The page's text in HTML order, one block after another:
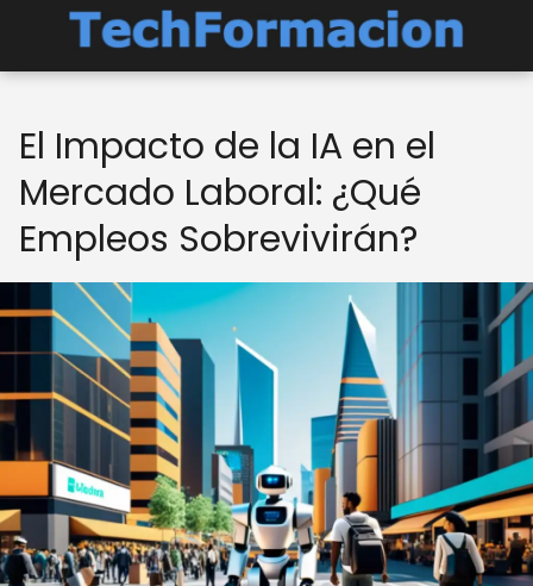
El Impacto de la IA en el
Mercado Laboral: ¿Qué
Empleos Sobrevivirán?